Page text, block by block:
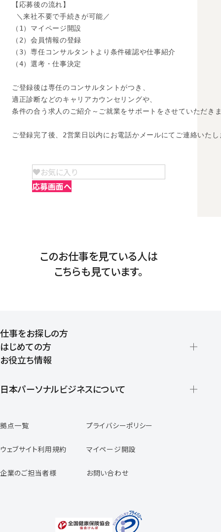
【応募後の流れ】
＼来社不要で手続きが可能／
（1）マイページ開設
（2）会員情報の登録
（3）専任コンサルタントより条件確認や仕事紹介
（4）選考・仕事決定
ご登録後は専任のコンサルタントがつき、
適正診断などのキャリアカウンセリングや、
条件の合う求人のご紹介～ご就業をサポートをさせていただき
ご登録完了後、2営業日以内にお電話かメールにてご連絡いたし
お気に入り
応募画面へ
このお仕事を見ている人は
こちらも見ています。
仕事をお探しの方
はじめての方
登録から就業開始までの流れ
お役立ち情報
日本パーソナルビジネスについて
スタッフの声
専任コンサルタントの声
福利厚生のご案内
拠点一覧 プライバシーポリシー
ウェブサイト利用規約 マイページ開設
企業のご担当者様 お問い合わせ